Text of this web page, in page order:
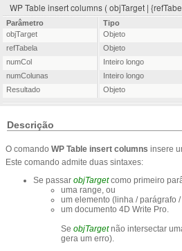
WP Table insert columns ( objTarget |
Parâmetro Tipo
objTarget
Objeto
refTabela
Objeto
numCol
Inteiro longo
numColunas
Inteiro longo
Resultado
Objeto
Descrição
O comando WP Table insert columns insere
Este comando admite duas sintaxes:
Se passar objTargetcomo primeiro
uma range, ou
um elemento (linha / parágrafo
um documento 4D Write Pro.
Se objTargetnão intersectar
gera um erro).